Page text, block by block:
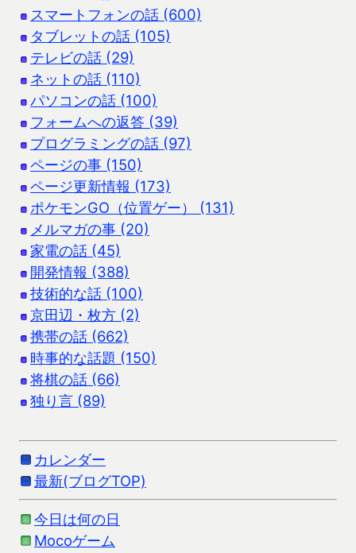
スマートフォンの話 (600)
タブレットの話 (105)
テレビの話 (29)
ネットの話 (110)
パソコンの話 (100)
フォームへの返答 (39)
プログラミングの話 (97)
ページの事 (150)
ページ更新情報 (173)
ポケモンGO（位置ゲー） (131)
メルマガの事 (20)
家電の話 (45)
開発情報 (388)
技術的な話 (100)
京田辺・枚方 (2)
携帯の話 (662)
時事的な話題 (150)
将棋の話 (66)
独り言 (89)
カレンダー
最新(ブログTOP)
今日は何の日
Mocoゲーム